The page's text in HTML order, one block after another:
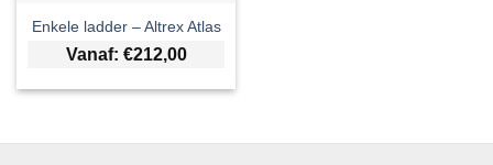
Enkele ladder – Altrex Atlas
Vanaf: €212,00